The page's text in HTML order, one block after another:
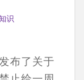
识
布了关于